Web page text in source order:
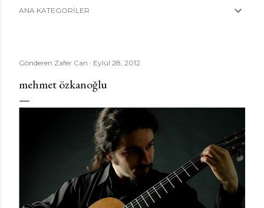
ANA KATEGORİLER
Gönderen Zafer Can Eylül 28, 2012
mehmet özkanoğlu